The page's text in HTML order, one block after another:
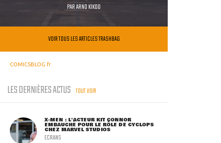
PARARNO KIKOO
VOIR TOUS LES ARTICLES TRASHBAG
COMICSBLOG.fr
LES DERNIÈRES ACTUS TOUT VOIR
X-MEN : L'ACTEUR KIT CONNOR
EMBAUCHÉ POUR LE RÔLE DE CYCLOPS
CHEZ MARVEL STUDIOS
ECRANS